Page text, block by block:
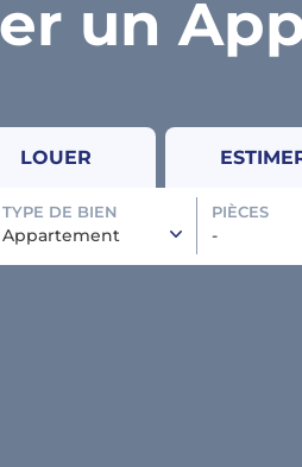
un
LOUER
TYPE DE BIEN
Appartement
PIÈCES
-